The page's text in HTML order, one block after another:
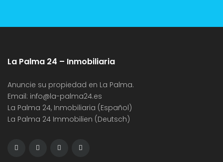
La Palma 24 – Inmobiliaria
Anuncie su propiedad en La Palma.
Email: info@la-palma24.es
La Palma 24, Inmobiliaria (Español)
La Palma 24 Immobilien (Deutsch)